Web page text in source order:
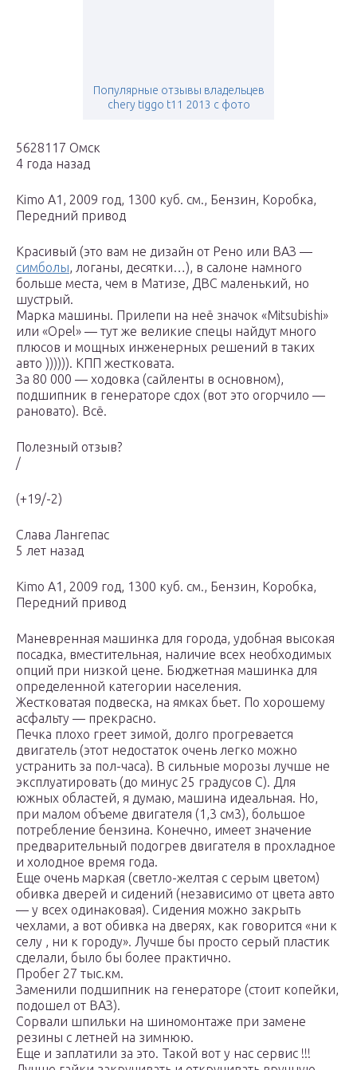
Популярные отзывы владельцев
chery tiggo t11 2013 с фото
5628117 Омск
4 года назад
Kimo A1, 2009 год, 1300 куб. см., Бензин, Коробка,
Передний привод
Красивый (это вам не дизайн от Рено или ВАЗ —
симболы, логаны, десятки…), в салоне намного
больше места, чем в Матизе, ДВС маленький, но
шустрый.
Марка машины. Прилепи на неё значок «Mitsubishi»
или «Opel» — тут же великие спецы найдут много
плюсов и мощных инженерных решений в таких
авто )))))). КПП жестковата.
За 80 000 — ходовка (сайленты в основном),
подшипник в генераторе сдох (вот это огорчило —
рановато). Всё.
Полезный отзыв?
/
(+19/-2)
Слава Лангепас
5 лет назад
Kimo A1, 2009 год, 1300 куб. см., Бензин, Коробка,
Передний привод
Маневренная машинка для города, удобная высокая
посадка, вместительная, наличие всех необходимых
опций при низкой цене. Бюджетная машинка для
определенной категории населения.
Жестковатая подвеска, на ямках бьет. По хорошему
асфальту — прекрасно.
Печка плохо греет зимой, долго прогревается
двигатель (этот недостаток очень легко можно
устранить за пол-часа). В сильные морозы лучше не
эксплуатировать (до минус 25 градусов С). Для
южных областей, я думаю, машина идеальная. Но,
при малом объеме двигателя (1,3 см3), большое
потребление бензина. Конечно, имеет значение
предварительный подогрев двигателя в прохладное
и холодное время года.
Еще очень маркая (светло-желтая с серым цветом)
обивка дверей и сидений (независимо от цвета авто
— у всех одинаковая). Сидения можно закрыть
чехлами, а вот обивка на дверях, как говорится «ни к
селу , ни к городу». Лучше бы просто серый пластик
сделали, было бы более практично.
Пробег 27 тыс.км.
Заменили подшипник на генераторе (стоит копейки,
подошел от ВАЗ).
Сорвали шпильки на шиномонтаже при замене
резины с летней на зимнюю.
Еще и заплатили за это. Такой вот у нас сервис !!!